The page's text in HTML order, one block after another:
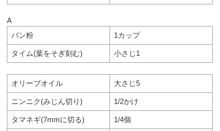
A
パン粉
1カップ
タイム(葉をそぎ刻む) 小さじ1
オリーブオイル 大さじ5
ニンニク(みじん切り) 1/2かけ
タマネギ(7mmに切る) 1/4個